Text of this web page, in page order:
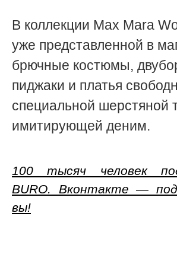
В коллекции Max Mara
уже представленной в
брючные костюмы,
пиджаки и платья
специальной шерстяной
имитирующей деним.
100 тысяч человек
BURO. Вконтакте —
вы!